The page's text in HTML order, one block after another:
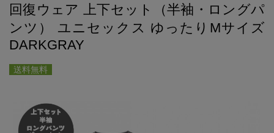
回復ウェア 上下セット（半袖・ロングパ
ンツ） ユニセックス ゆったりMサイズ
DARKGRAY
送料無料